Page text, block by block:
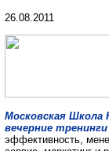
26.08.2011
Московская Школа
вечерние тренинги
эффективность,